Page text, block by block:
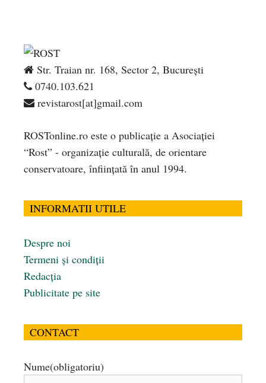
Str. Traian nr. 168, Sector 2, București
0740.103.621
revistarost[at]gmail.com
ROSTonline.ro este o publicaţie a Asociaţiei
“Rost” - organizaţie culturală, de orientare
conservatoare, înfiinţată în anul 1994.
INFORMATII UTILE
Despre noi
Termeni și condiții
Redacția
Publicitate pe site
CONTACT
Nume(obligatoriu)